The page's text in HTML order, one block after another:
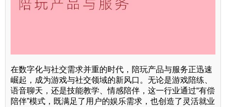
在数字化与社交需求并重的时代，陪玩产品与服务正迅速
崛起，成为游戏与社交领域的新风口。无论是游戏陪练、
语音聊天，还是技能教学、情感陪伴，这一行业通过“有偿
陪伴”模式，既满足了用户的娱乐需求，也创造了灵活就业